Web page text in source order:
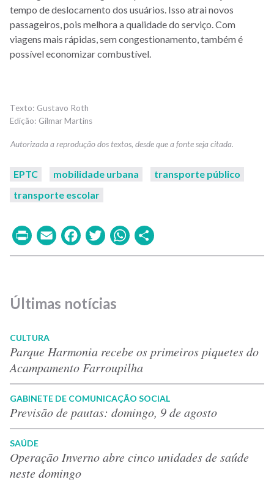
tempo de deslocamento dos usuários. Isso atrai novos
passageiros, pois melhora a qualidade do serviço. Com
viagens mais rápidas, sem congestionamento, também é
possível economizar combustível.
Gustavo Roth
Gilmar Martins
EPTC mobilidade urbana
transporte público
transporte escolar
PrintEmailFacebook
TwitterWhatsApp
Últimas notícias
CULTURA
Parque Harmonia recebe os primeiros piquetes do
Acampamento Farroupilha
GABINETE DE COMUNICAÇÃO SOCIAL
Previsão de pautas: domingo, 9 de agosto
SAÚDE
Operação Inverno abre cinco unidades de saúde
neste domingo